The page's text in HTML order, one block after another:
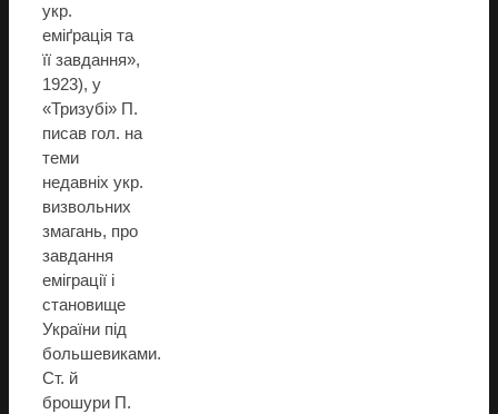
укр.
еміґрація та
її завдання»,
1923), у
«Тризубі» П.
писав гол. на
теми
недавніх укр.
визвольних
змагань, про
завдання
еміграції і
становище
України під
большевиками.
Ст. й
брошури П.